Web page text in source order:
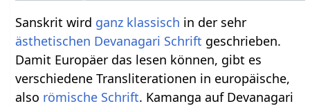
Sanskrit wird ganz klassisch in der sehr
ästhetischen Devanagari Schrift geschrieben.
Damit Europäer das lesen können, gibt es
verschiedene Transliterationen in europäische,
also römische Schrift. Kamanga auf Devanagari